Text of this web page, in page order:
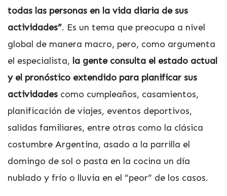
todas las personas en la vida diaria de sus
actividades”. Es un tema que preocupa a nivel
global de manera macro, pero, como argumenta
el especialista, la gente consulta el estado actual
y el pronóstico extendido para planificar sus
actividades como cumpleaños, casamientos,
planificación de viajes, eventos deportivos,
salidas familiares, entre otras como la clásica
costumbre Argentina, asado a la parrilla el
domingo de sol o pasta en la cocina un día
nublado y frío o lluvia en el “peor” de los casos.